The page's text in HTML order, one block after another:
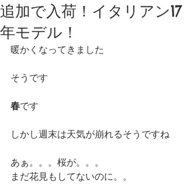
追加で入荷！イタリアン17
年モデル！
暖かくなってきました
そうです
春です
しかし週末は天気が崩れるそうですね
あぁ。。。桜が。。。
まだ花見もしてないのに。。